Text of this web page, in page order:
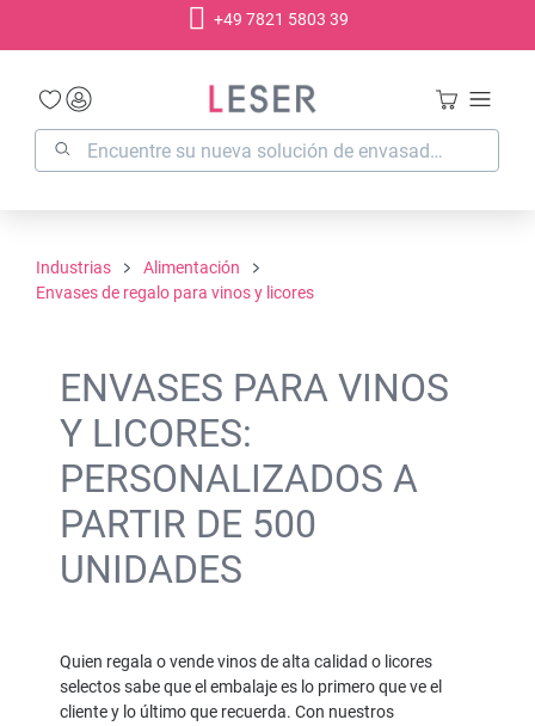
+49 7821 5803 39
Industrias
Alimentación
Envases de regalo para vinos y licores
ENVASES PARA VINOS
Y LICORES:
PERSONALIZADOS A
PARTIR DE 500
UNIDADES
Quien regala o vende vinos de alta calidad o licores
selectos sabe que el embalaje es lo primero que ve el
cliente y lo último que recuerda. Con nuestros